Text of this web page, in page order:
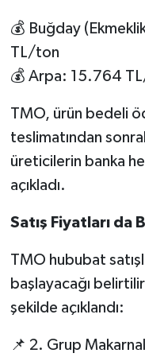
💰 Buğday
TL/ton
💰 Arpa: 15.764
TMO, ürün bedeli
teslimatından
üreticilerin banka
açıkladı.
Satış Fiyatları da
TMO hububat
başlayacağı
şekilde açıklandı:
📌 2. Grup